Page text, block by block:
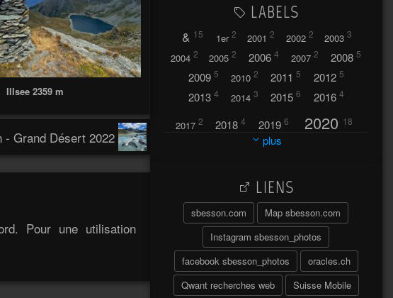
Illsee 2359 m
- Grand Désert 2022
Pour une utilisation
LABELS
& 15 1er 2 2001 2 2002 2 2003 3
2004 2 2005 2 2006 4 2007 2 2008 5
2009 5 2010 2 2011 5 2012 5
2013 4 2014 3 2015 6 2016 4
2017 2 2018 4 2019 6 2020 18
2023 32 2024
2025 44 2026 27 5
A travers l'hublot 17
Abländschen 3 Açores
plus
LIENS
sbesson.com
Map sbesson.com
Instagram sbesson_photos
facebook sbesson_photos
oracles.ch
Qwant recherches web
Suisse Mobile